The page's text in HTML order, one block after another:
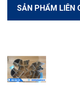
SẢN PHẨM LIÊN